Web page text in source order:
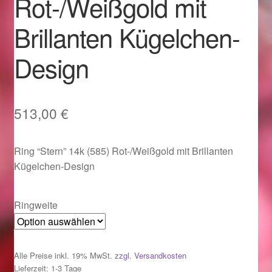
Im Gedenken an
Impressum
Karneval 2015 – Schmuck zu Fasching & Co.
Karneval 2019 – Schmuck zu Fasching & Co.
Kasse
Liefer- und Versandkosten
Magisches und Festliches zu Halloween
Brillanten Kügelchen-
Design
513,00 €
Ring “Stern” 14k (585) Rot-/Weißgold mit Brillanten
Kügelchen-Design
Ringweite
Alle Preise inkl. 19% MwSt. zzgl. Versandkosten
Lieferzeit: 1-3 Tage